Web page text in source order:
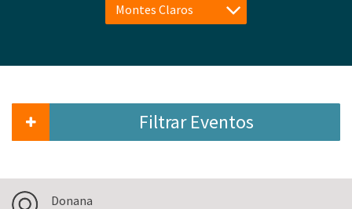
Montes Claros
Filtrar Eventos
Donana